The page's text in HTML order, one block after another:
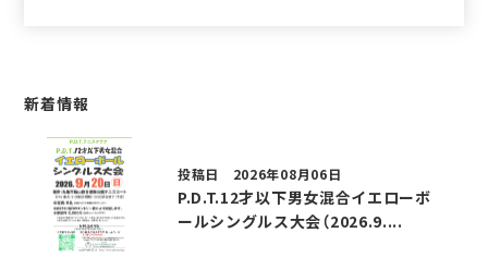
新着情報
投稿日 2026年08月06日
P.D.T.12才以下男女混合イエローボ
ールシングルス大会（2026.9....